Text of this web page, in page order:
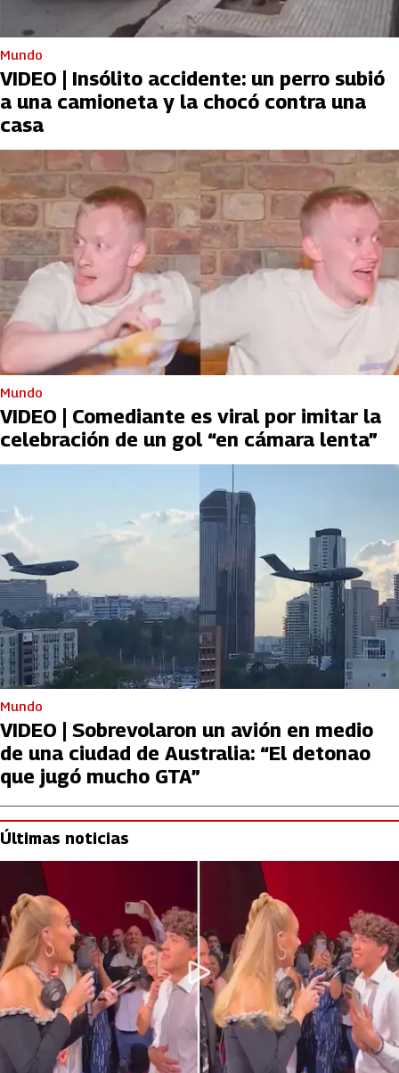
Mundo
VIDEO | Insólito accidente: un perro subió
a una camioneta y la chocó contra una
casa
Mundo
VIDEO | Comediante es viral por imitar la
celebración de un gol “en cámara lenta”
Mundo
VIDEO | Sobrevolaron un avión en medio
de una ciudad de Australia: “El detonao
que jugó mucho GTA”
Últimas noticias